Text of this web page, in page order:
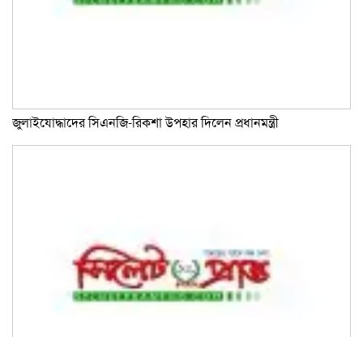
জুলাইযোদ্ধাদের সিএনজি-রিকশা উপহার দিলেন প্রধানমন্ত্রী